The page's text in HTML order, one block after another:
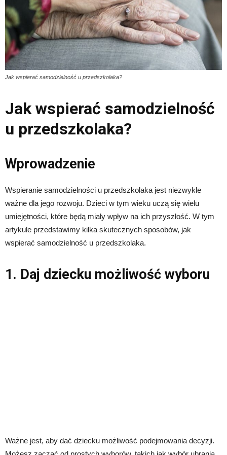
Jak wspierać samodzielność u przedszkolaka?
Jak wspierać samodzielność
u przedszkolaka?
Wprowadzenie
Wspieranie samodzielności u przedszkolaka jest niezwykle
ważne dla jego rozwoju. Dzieci w tym wieku uczą się wielu
umiejętności, które będą miały wpływ na ich przyszłość. W tym
artykule przedstawimy kilka skutecznych sposobów, jak
wspierać samodzielność u przedszkolaka.
1. Daj dziecku możliwość wyboru
Ważne jest, aby dać dziecku możliwość podejmowania decyzji.